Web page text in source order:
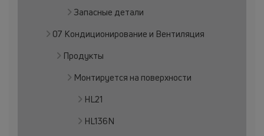
Запасные детали
07 Кондиционирование и Вентиляция
Продукты
Монтируется на поверхности
HL21
HL136N